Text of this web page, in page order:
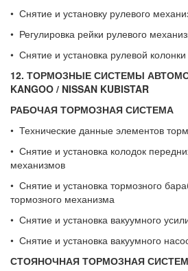
• Снятие и установку рулевого
• Регулировка рейки рулевого
• Снятие и установка рулевой колонки
12. ТОРМОЗНЫЕ СИСТЕМЫ
KANGOO / NISSAN KUBISTAR
РАБОЧАЯ ТОРМОЗНАЯ СИСТЕМА
• Технические данные элементов
• Снятие и установка колодок
механизмов
• Снятие и установка тормозного
тормозного механизма
• Снятие и установка вакуумного
• Снятие и установка вакуумного
СТОЯНОЧНАЯ ТОРМОЗНАЯ